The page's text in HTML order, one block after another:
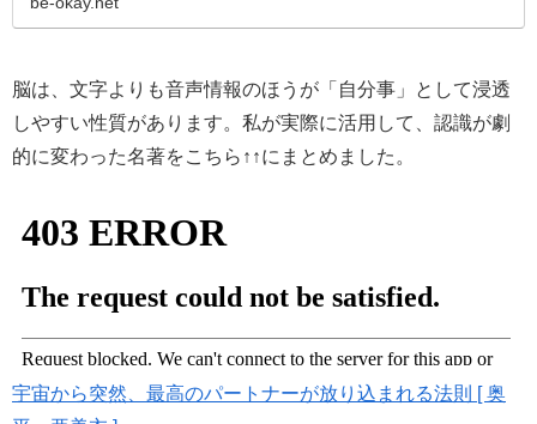
脳は、文字よりも音声情報のほうが「自分事」として浸透
しやすい性質があります。私が実際に活用して、認識が劇
的に変わった名著をこちら↑↑にまとめました。
宇宙から突然、最高のパートナーが放り込まれる法則 [ 奥